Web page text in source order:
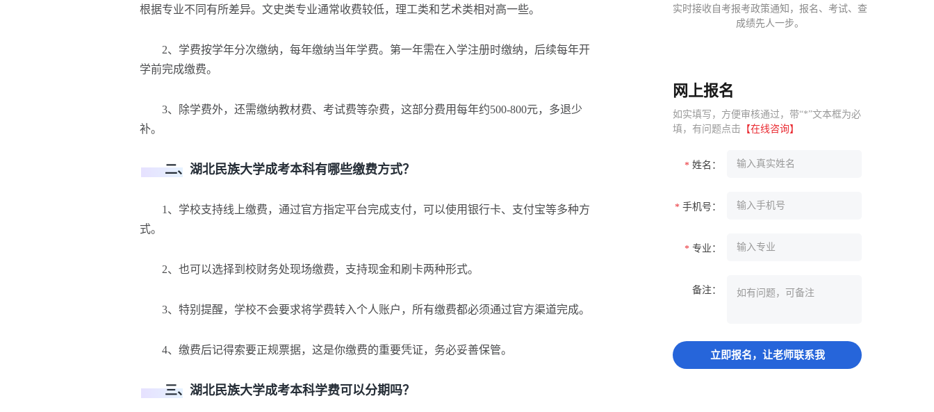
根据专业不同有所差异。文史类专业通常收费较低，理工类和艺术类相对高一些。
2、学费按学年分次缴纳，每年缴纳当年学费。第一年需在入学注册时缴纳，后续每年开
学前完成缴费。
3、除学费外，还需缴纳教材费、考试费等杂费，这部分费用每年约500-800元，多退少
补。
二、湖北民族大学成考本科有哪些缴费方式？
1、学校支持线上缴费，通过官方指定平台完成支付，可以使用银行卡、支付宝等多种方
式。
2、也可以选择到校财务处现场缴费，支持现金和刷卡两种形式。
3、特别提醒，学校不会要求将学费转入个人账户，所有缴费都必须通过官方渠道完成。
4、缴费后记得索要正规票据，这是你缴费的重要凭证，务必妥善保管。
三、湖北民族大学成考本科学费可以分期吗？
实时接收自考报考政策通知，报名、考试、查
成绩先人一步。
网上报名
如实填写，方便审核通过，带“*”文本框为必
填，有问题点击 【在线咨询】
* 姓名：
* 手机号：
* 专业：
备注：